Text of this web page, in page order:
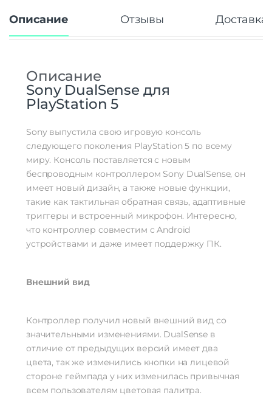
Описание Отзывы Доставка
Описание
Sony DualSense для
PlayStation 5
Sony выпустила свою игровую консоль
следующего поколения PlayStation 5 по всему
миру. Консоль поставляется с новым
беспроводным контроллером Sony DualSense, он
имеет новый дизайн, а также новые функции,
такие как тактильная обратная связь, адаптивные
триггеры и встроенный микрофон. Интересно,
что контроллер совместим с Android
устройствами и даже имеет поддержку ПК.
Внешний вид
Контроллер получил новый внешний вид со
значительными изменениями. DualSense в
отличие от предыдущих версий имеет два
цвета, так же изменились кнопки на лицевой
стороне геймпада у них изменилась привычная
всем пользователям цветовая палитра.